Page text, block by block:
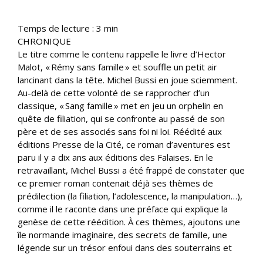
Temps de lecture : 3 min
CHRONIQUE
Le titre comme le contenu rappelle le livre d’Hector
Malot, « Rémy sans famille » et souffle un petit air
lancinant dans la tête. Michel Bussi en joue sciemment.
Au-delà de cette volonté de se rapprocher d’un
classique, « Sang famille » met en jeu un orphelin en
quête de filiation, qui se confronte au passé de son
père et de ses associés sans foi ni loi. Réédité aux
éditions Presse de la Cité, ce roman d’aventures est
paru il y a dix ans aux éditions des Falaises. En le
retravaillant, Michel Bussi a été frappé de constater que
ce premier roman contenait déjà ses thèmes de
prédilection (la filiation, l’adolescence, la manipulation…),
comme il le raconte dans une préface qui explique la
genèse de cette réédition. À ces thèmes, ajoutons une
île normande imaginaire, des secrets de famille, une
légende sur un trésor enfoui dans des souterrains et